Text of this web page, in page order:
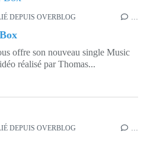
DEPUIS OVERBLOG
offre son nouveau single Music
réalisé par Thomas...
DEPUIS OVERBLOG …